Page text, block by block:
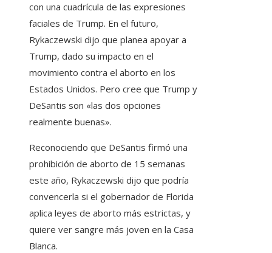
con una cuadrícula de las expresiones
faciales de Trump. En el futuro,
Rykaczewski dijo que planea apoyar a
Trump, dado su impacto en el
movimiento contra el aborto en los
Estados Unidos. Pero cree que Trump y
DeSantis son «las dos opciones
realmente buenas».
Reconociendo que DeSantis firmó una
prohibición de aborto de 15 semanas
este año, Rykaczewski dijo que podría
convencerla si el gobernador de Florida
aplica leyes de aborto más estrictas, y
quiere ver sangre más joven en la Casa
Blanca.